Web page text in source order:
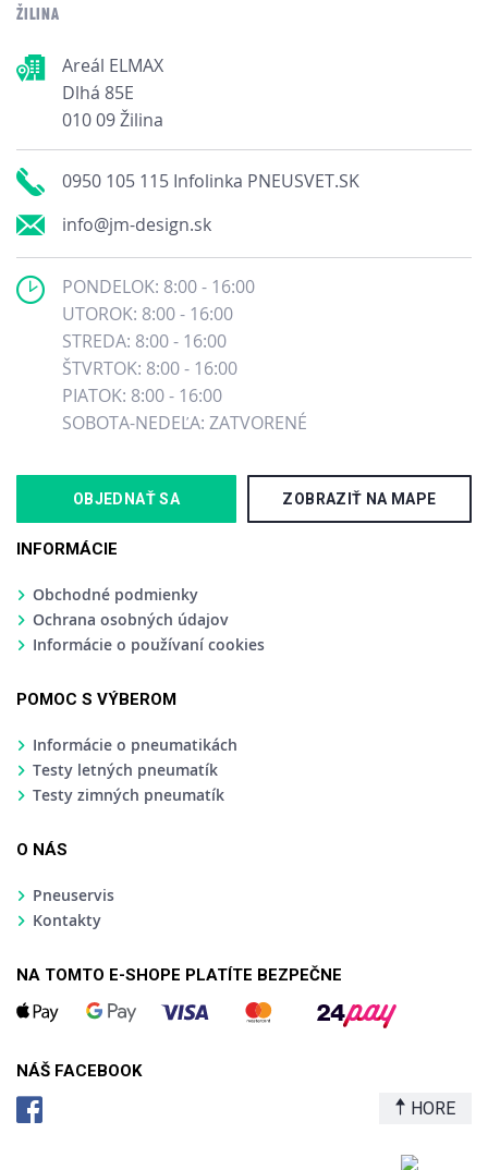
ŽILINA
Areál ELMAX
Dlhá 85E
010 09 Žilina
0950 105 115 Infolinka PNEUSVET.SK
info@jm-design.sk
PONDELOK: 8:00 - 16:00
UTOROK: 8:00 - 16:00
STREDA: 8:00 - 16:00
ŠTVRTOK: 8:00 - 16:00
PIATOK: 8:00 - 16:00
SOBOTA-NEDEĽA: ZATVORENÉ
OBJEDNAŤ SA ZOBRAZIŤ NA MAPE
INFORMÁCIE
Obchodné podmienky
Ochrana osobných údajov
Informácie o používaní cookies
POMOC S VÝBEROM
Informácie o pneumatikách
Testy letných pneumatík
Testy zimných pneumatík
O NÁS
Pneuservis
Kontakty
NA TOMTO E-SHOPE PLATÍTE BEZPEČNE
NÁŠ FACEBOOK
HORE